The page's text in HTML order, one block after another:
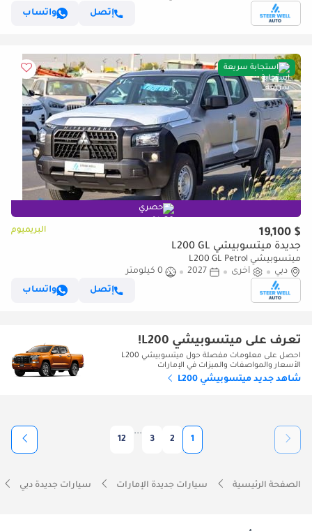
إتصل
واتساب
استجابة سريعة
حصري
$ 19,100 البريميوم
جديدة ميتسوبيشي L200 GL
ميتسوبيشي L200 GL Petrol
دبي
أخرى 2027
0 كيلومتر
إتصل
واتساب
تعرف على ميتسوبيشي L200!
احصل على معلومات مفصلة حول ميتسوبيشي L200
الأسعار والمواصفات والميزات في الإمارات
شاهد جديد ميتسوبيشي L200
1
2
3
...
12
الصفحة الرئيسية سيارات جديدة الإمارات سيارات جديدة دبي